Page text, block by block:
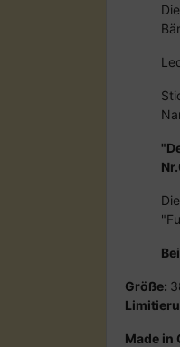
Größe:
Made in